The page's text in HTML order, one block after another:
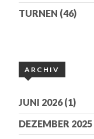
TURNEN (46)
ARCHIV
JUNI 2026(1)
DEZEMBER 2025